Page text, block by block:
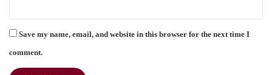
Save my name, email, and website in this browser for the next time I
comment.